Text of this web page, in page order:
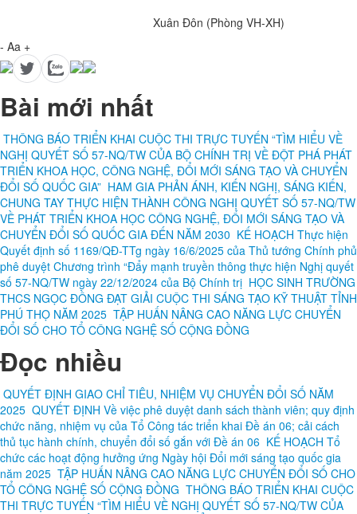
Xuân Đôn (Phòng VH-XH)
- Aa +
Bài mới nhất
THÔNG BÁO TRIỂN KHAI CUỘC THI TRỰC TUYẾN “TÌM HIỂU VỀ
NGHỊ QUYẾT SỐ 57-NQ/TW CỦA BỘ CHÍNH TRỊ VỀ ĐỘT PHÁ PHÁT
TRIỂN KHOA HỌC, CÔNG NGHỆ, ĐỔI MỚI SÁNG TẠO VÀ CHUYỂN
ĐỔI SỐ QUỐC GIA” HAM GIA PHẢN ÁNH, KIẾN NGHỊ, SÁNG KIẾN,
CHUNG TAY THỰC HIỆN THÀNH CÔNG NGHỊ QUYẾT SỐ 57-NQ/TW
VỀ PHÁT TRIỂN KHOA HỌC CÔNG NGHỆ, ĐỔI MỚI SÁNG TẠO VÀ
CHUYỂN ĐỔI SỐ QUỐC GIA ĐẾN NĂM 2030 KẾ HOẠCH Thực hiện
Quyết định số 1169/QĐ-TTg ngày 16/6/2025 của Thủ tướng Chính phủ
phê duyệt Chương trình “Đẩy mạnh truyền thông thực hiện Nghị quyết
số 57-NQ/TW ngày 22/12/2024 của Bộ Chính trị HỌC SINH TRƯỜNG
THCS NGỌC ĐỒNG ĐẠT GIẢI CUỘC THI SÁNG TẠO KỸ THUẬT TỈNH
PHÚ THỌ NĂM 2025 TẬP HUẤN NÂNG CAO NĂNG LỰC CHUYỂN
ĐỔI SỐ CHO TỔ CÔNG NGHỆ SỐ CỘNG ĐỒNG
Đọc nhiều
QUYẾT ĐỊNH GIAO CHỈ TIÊU, NHIỆM VỤ CHUYỂN ĐỔI SỐ NĂM
2025 QUYẾT ĐỊNH Về việc phê duyệt danh sách thành viên; quy định
chức năng, nhiệm vụ của Tổ Công tác triển khai Đề án 06; cải cách
thủ tục hành chính, chuyển đổi số gắn với Đề án 06 KẾ HOẠCH Tổ
chức các hoạt động hưởng ứng Ngày hội Đổi mới sáng tạo quốc gia
năm 2025 TẬP HUẤN NÂNG CAO NĂNG LỰC CHUYỂN ĐỔI SỐ CHO
TỔ CÔNG NGHỆ SỐ CỘNG ĐỒNG THÔNG BÁO TRIỂN KHAI CUỘC
THI TRỰC TUYẾN “TÌM HIỂU VỀ NGHỊ QUYẾT SỐ 57-NQ/TW CỦA